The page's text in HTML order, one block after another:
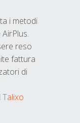
i metodi
reso
fattura
di
Talixo